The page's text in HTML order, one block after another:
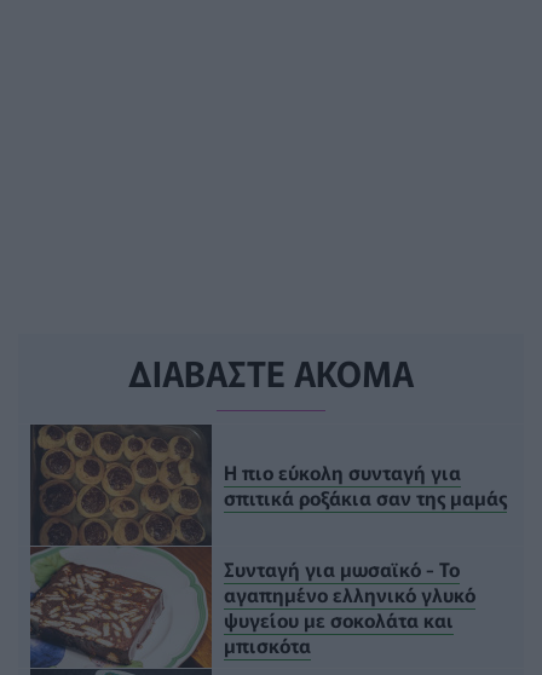
ΔΙΑΒΑΣΤΕ ΑΚΟΜΑ
Η πιο εύκολη συνταγή για
σπιτικά ροξάκια σαν της μαμάς
Συνταγή για μωσαϊκό - Το
αγαπημένο ελληνικό γλυκό
ψυγείου με σοκολάτα και
μπισκότα